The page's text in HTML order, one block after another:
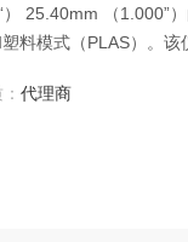
25.40mm （1.000”
料模式（PLAS）。该
：代理商